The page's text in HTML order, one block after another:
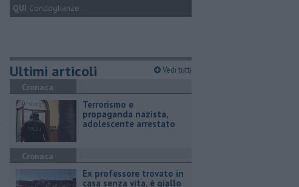
QUI Condoglianze
Ultimi articoli Vedi tutti
Cronaca
Terrorismo e
propaganda nazista,
adolescente arrestato
Cronaca
Ex professore trovato in
casa senza vita, è giallo